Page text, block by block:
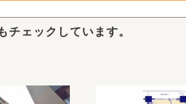
チェックしています。